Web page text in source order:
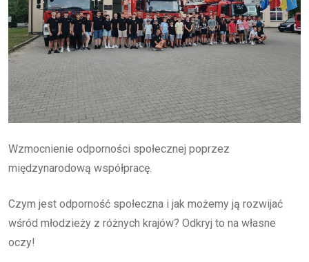
Wzmocnienie odporności społecznej poprzez
międzynarodową współpracę.
Czym jest odporność społeczna i jak możemy ją rozwijać
wśród młodzieży z różnych krajów? Odkryj to na własne
oczy!